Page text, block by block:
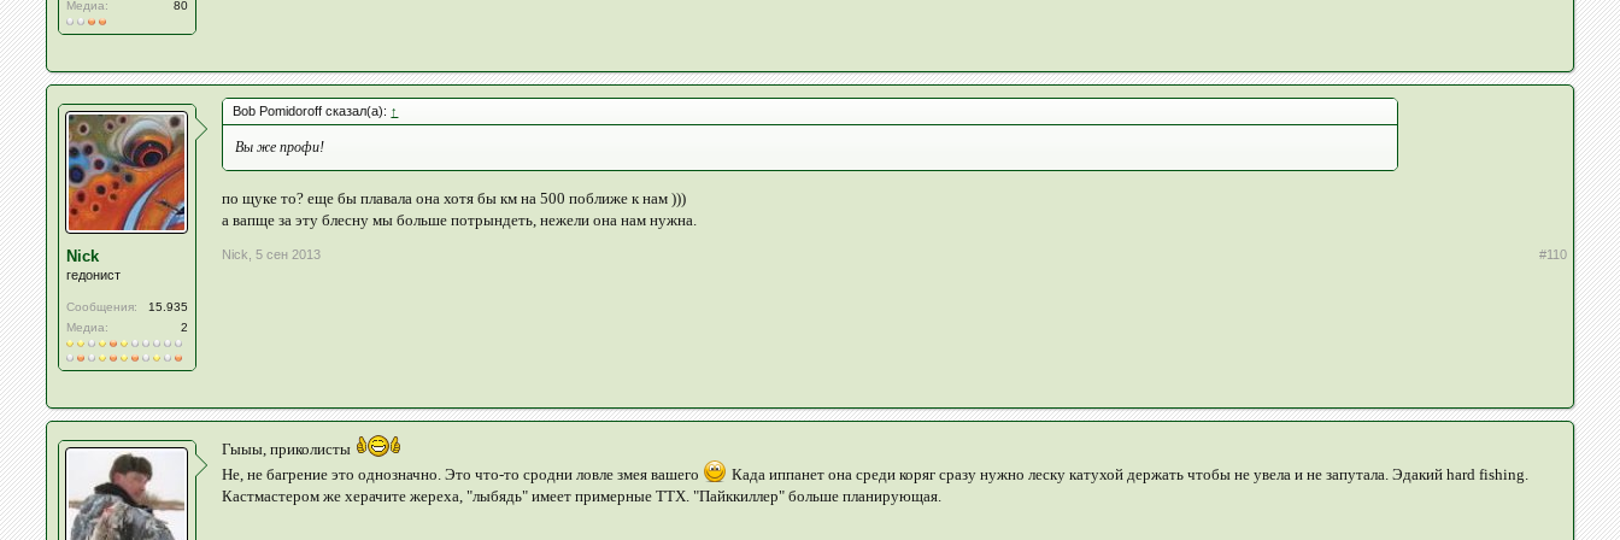
Медиа: 80
Nick
гедонист
Сообщения:
15.935
Медиа:
2
Bob Pomidoroff сказал(а): ↑
Вы же профи!
по щуке то? еще бы плавала она хотя бы км на 500 поближе к нам )))
а вапще за эту блесну мы больше потрындеть, нежели она нам нужна.
Nick 5 сен 2013 #110
Гыыы, приколисты
Не, не багрение это однозначно. Это что-то сродни ловле змея вашего
Када иппанет она среди коряг сразу нужно леску катухой держать чтобы не увела и не запутала. Эдакий hard fishing.
Кастмастером же херачите жереха, "лыбядь" имеет примерные ТТХ. "Пайккиллер" больше планирующая.